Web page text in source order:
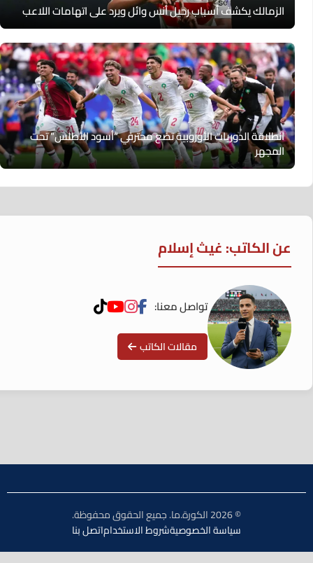
الزمالك يكشف أسباب رحيل أنس وائل ويرد على اتهامات اللاعب
انطلاقة الدوريات الأوروبية تضع محترفي “أسود الأطلس” تحت
المجهر
عن الكاتب: غيث إسلام
تواصل معنا:
مقالات الكاتب
سياسة الخصوصيةشروط الاستخداماتصل بنا